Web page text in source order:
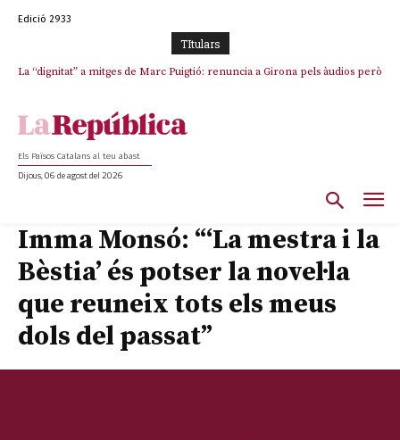
Edició 2933
TItulars
La “dignitat” a mitges de Marc Puigtió: renuncia a Girona pels àudios però
Els Països Catalans al teu abast
Dijous, 06 de agost del 2026
Imma Monsó: “‘La mestra i la
Bèstia’ és potser la novel·la
que reuneix tots els meus
dols del passat”